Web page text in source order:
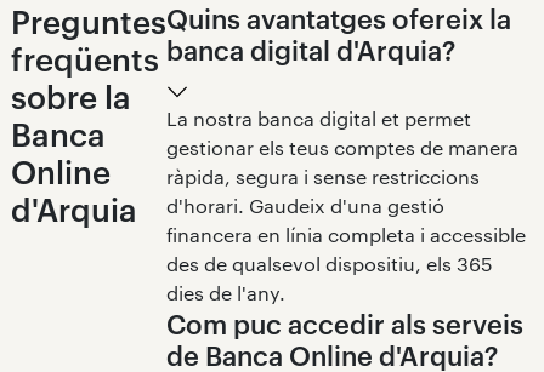
Preguntes
freqüents
sobre la
Banca
Online
d'Arquia
Quins avantatges ofereix la
banca digital d'Arquia?
La nostra banca digital et permet
gestionar els teus comptes de manera
ràpida, segura i sense restriccions
d'horari. Gaudeix d'una gestió
financera en línia completa i accessible
des de qualsevol dispositiu, els 365
dies de l'any.
Com puc accedir als serveis
de Banca Online d'Arquia?